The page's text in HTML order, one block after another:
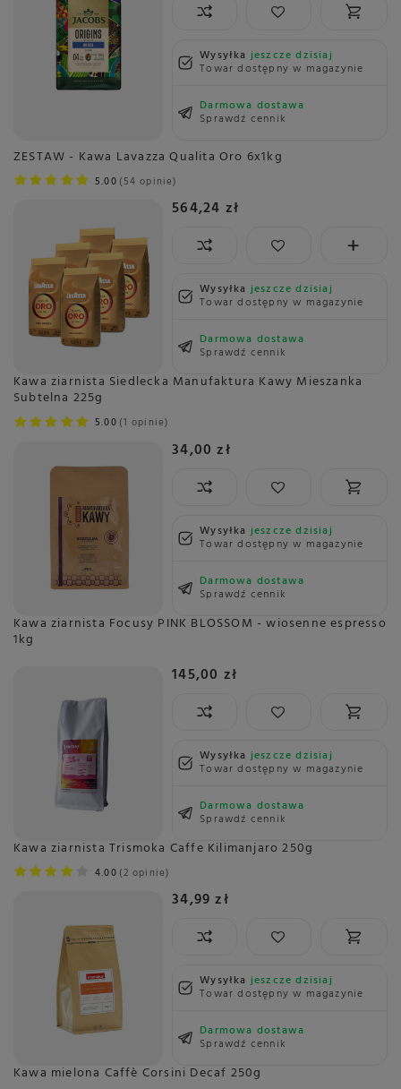
Wysyłkajeszcze dzisiaj
Towar dostępny w magazynie
Darmowa dostawa
Sprawdź cennik
ZESTAW - Kawa Lavazza Qualita Oro 6x1kg
5.00 54 opinie
564,24 zł
Wysyłkajeszcze dzisiaj
Towar dostępny w magazynie
Darmowa dostawa
Sprawdź cennik
Kawa ziarnista Siedlecka Manufaktura Kawy Mieszanka
Subtelna 225g
5.00 1 opinie
34,00 zł
Wysyłkajeszcze dzisiaj
Towar dostępny w magazynie
Darmowa dostawa
Sprawdź cennik
Kawa ziarnista Focusy PINK BLOSSOM - wiosenne espresso
1kg
145,00 zł
Wysyłkajeszcze dzisiaj
Towar dostępny w magazynie
Darmowa dostawa
Sprawdź cennik
Kawa ziarnista Trismoka Caffe Kilimanjaro 250g
4.00 2 opinie
34,99 zł
Wysyłkajeszcze dzisiaj
Towar dostępny w magazynie
Darmowa dostawa
Sprawdź cennik
Kawa mielona Caffè Corsini Decaf 250g